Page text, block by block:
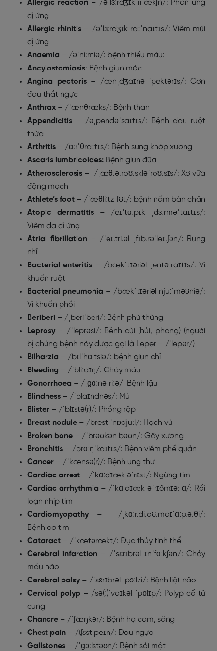
Allergic reaction– /əˈlɜːrdʒɪk riˈækʃn/: Phản ứng
dị ứng
Allergic rhinitis– /əˈlɜːrdʒɪk raɪˈnaɪtɪs/: Viêm mũi
dị ứng
Anaemia – /əˈniːmiə/: bệnh thiếu máu:
Ancylostomiasis: Bệnh giun móc
Angina pectoris– /ænˌdʒaɪnə ˈpektərɪs/: Cơn
đau thắt ngực
Anthrax – /ˈænθræks/: Bệnh than
Appendicitis – /əˌpendəˈsaɪtɪs/: Bệnh đau ruột
thừa
Arthritis – /ɑːrˈθraɪtɪs/: Bệnh sưng khớp xương
Ascaris lumbricoides: Bệnh giun đũa
Atherosclerosis – /ˌæθ.ə.roʊ.skləˈroʊ.sɪs/: Xơ vữa
động mạch
Athlete’s foot – /ˈæθliːtz fʊt/: bệnh nấm bàn chân
Atopic dermatitis – /eɪˈtɑːpɪk ˌdɜːrməˈtaɪtɪs/:
Viêm da dị ứng
Atrial fibrillation – /ˈeɪ.tri.əl ˌfɪb.rəˈleɪ.ʃən/: Rung
nhĩ
Bacterial enteritis – /bækˈtɪəriəl ˌentəˈraɪtɪs/: Vi
khuẩn ruột
Bacterial pneumonia – /bækˈtɪəriəl njuːˈməʊniə/:
Vi khuẩn phổi
Beriberi – /ˌberiˈberi/: Bệnh phù thũng
Leprosy – /ˈleprəsi/: Bệnh cùi (hủi, phong) (người
bị chứng bệnh này được gọi là Leper – /ˈlepər/)
Bilharzia – /bɪlˈhɑːtsiə/: bệnh giun chỉ
Bleeding – /ˈbliːdɪŋ/: Chảy máu
Gonorrhoea – /ˌɡɑːnəˈriːə/: Bệnh lậu
Blindness – /ˈblaɪndnəs/: Mù
Blister – /ˈblɪstə(r)/: Phồng rộp
Breast nodule – /brest ˈnɒdjuːl/: Hạch vú
Broken bone – /ˈbrəʊkən bəʊn/: Gãy xương
Bronchitis – /brɑːŋˈkaɪtɪs/: Bệnh viêm phế quản
Cancer – /ˈkænsə(r)/: Bệnh ung thư
Cardiac arrest – /ˈkɑːdɪæk əˈrɛst/: Ngừng tim
Cardiac arrhythmia – /ˈkɑːdɪæk əˈrɪðmɪə: ɑ/: Rối
loạn nhịp tim
Cardiomyopathy – /ˌkɑːr.di.oʊ.maɪˈɑːp.ə.θi/:
Bệnh cơ tim
Cataract – /ˈkætərækt/: Đục thủy tinh thể
Cerebral infarction – /ˈsɛrɪbrəl ɪnˈfɑːkʃən/: Chảy
máu não
Cerebral palsy – /ˈsɛrɪbrəl ˈpɔːlzi/: Bệnh liệt não
Cervical polyp – /sə(ː)ˈvaɪkəl ˈpɒlɪp/: Polyp cổ tử
cung
Chancre – /ˈʃæŋkər/: Bệnh hạ cam, săng
Chest pain – /ʧɛst peɪn/: Đau ngực
Gallstones – /ˈɡɔːlstəʊn/: Bệnh sỏi mật